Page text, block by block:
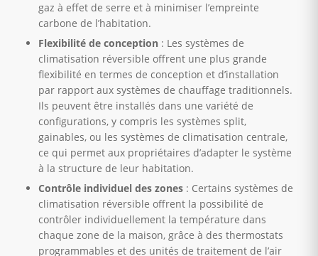
gaz à effet de serre et à minimiser l’empreinte
carbone de l’habitation.
Flexibilité de conception : Les systèmes de
climatisation réversible offrent une plus grande
flexibilité en termes de conception et d’installation
par rapport aux systèmes de chauffage traditionnels.
Ils peuvent être installés dans une variété de
configurations, y compris les systèmes split,
gainables, ou les systèmes de climatisation centrale,
ce qui permet aux propriétaires d’adapter le système
à la structure de leur habitation.
Contrôle individuel des zones : Certains systèmes de
climatisation réversible offrent la possibilité de
contrôler individuellement la température dans
chaque zone de la maison, grâce à des thermostats
programmables et des unités de traitement de l’air